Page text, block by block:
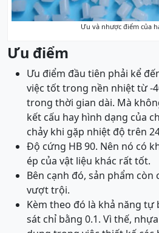
Ưu và nhược điểm của
Ưu điểm
Ưu điểm đầu tiên phải kể
việc tốt trong nền nhiệt từ -
trong thời gian dài. Mà
kết cấu hay hình dạng của
chảy khi gặp nhiệt độ trên
Độ cứng HB 90. Nên nó có
ép của vật liệu khác rất tốt.
Bên cạnh đó, sản phẩm còn
vượt trội.
Kèm theo đó là khả năng tự
sát chỉ bằng 0.1. Vì thế,